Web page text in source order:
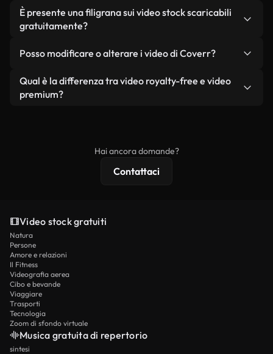
senza citare il creatore, sebbene sia sempre
gradito.
Sì. Tutti i filmati di Coverr possono essere utilizzati
in video monetizzati su YouTube, promozioni sui
condizione che non si rivendano o ridistribuiscano
È presente una filigrana sui video stock scaricabili
gratuitamente?
reali o generati dall'intelligenza artificiale, include
filigrane. Avrai a disposizione filmati puliti e pronti
all'uso.
Posso modificare o alterare i video di Coverr?
Sì. Siete liberi di tagliare, ritagliare o remixare i
nostri video. Assicuratevi solo che il prodotto
Qual è la differenza tra video royalty-free e video
premium?
Hai ancora domande?
Contattaci
Video stock gratuiti
Natura
Persone
Amore e relazioni
Il Fitness
Videografia aerea
Cibo e bevande
Viaggiare
Trasporti
Tecnologia
Zoom di sfondo virtuale
Musica gratuita di repertorio
sintesi